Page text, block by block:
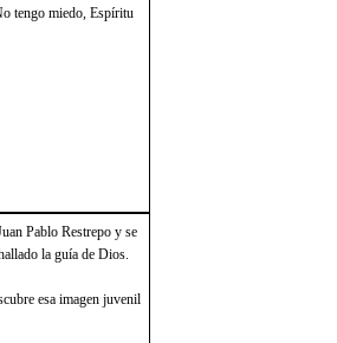
tengo miedo, Espíritu
Pablo Restrepo y se
la guía de Dios.
esa imagen juvenil